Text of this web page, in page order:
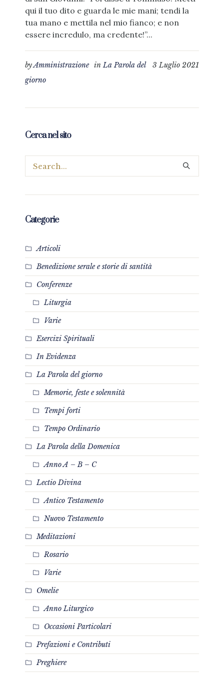
qui il tuo dito e guarda le mie mani; tendi la
tua mano e mettila nel mio fianco; e non
essere incredulo, ma credente!”...
3 Luglio 2021
byAmministrazione inLa Parola del
giorno
Cerca nel sito
Categorie
Articoli
Benedizione serale e storie di santità
Conferenze
Liturgia
Varie
Esercizi Spirituali
In Evidenza
La Parola del giorno
Memorie, feste e solennità
Tempi forti
Tempo Ordinario
La Parola della Domenica
Anno A – B – C
Lectio Divina
Antico Testamento
Nuovo Testamento
Meditazioni
Rosario
Varie
Omelie
Anno Liturgico
Occasioni Particolari
Prefazioni e Contributi
Preghiere